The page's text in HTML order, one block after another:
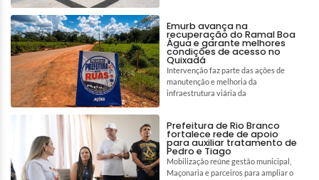
Emurb avança na
recuperação do Ramal Boa
Água e garante melhores
condições de acesso no
Quixadá
Intervenção faz parte das ações de
manutenção e melhoria da
infraestrutura viária da
Prefeitura de Rio Branco
fortalece rede de apoio
para auxiliar tratamento de
Pedro e Tiago
Mobilização reúne gestão municipal,
Maçonaria e parceiros para ampliar o